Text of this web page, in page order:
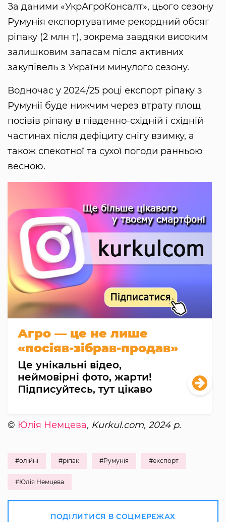
За даними «УкрАгроКонсалт», цього сезону
Румунія експортуватиме рекордний обсяг
ріпаку (2 млн т), зокрема завдяки високим
залишковим запасам після активних
закупівель з України минулого сезону.
Водночас у 2024/25 році експорт ріпаку з
Румунії буде нижчим через втрату площ
посівів ріпаку в південно-східній і східній
частинах після дефіциту снігу взимку, а
також спекотної та сухої погоди ранньою
весною.
Агро — це не лише
«посіяв-зібрав-продав»
Це унікальні відео,
неймовірні фото, жарти!
Підписуйтесь, тут цікаво
© Юлія Немцева, Kurkul.com, 2024 р.
#олійні #ріпак #Румунія #експорт
#Юлія Немцева
ПОДІЛИТИСЯ В СОЦМЕРЕЖАХ